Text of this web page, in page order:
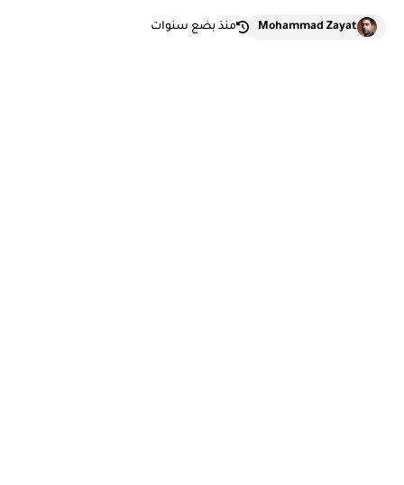
Mohammad Zayat منذ بضع سنوات